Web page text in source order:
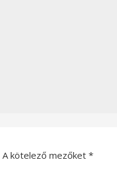
A kötelező mezőket *